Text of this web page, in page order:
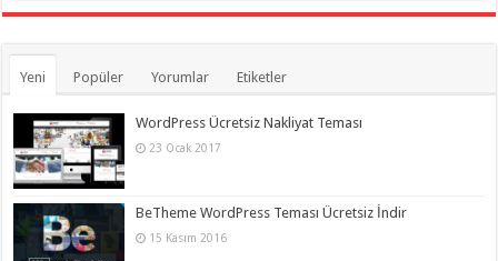
Yeni Popüler Yorumlar Etiketler
WordPress Ücretsiz Nakliyat Teması
23 Ocak 2017
BeTheme WordPress Teması Ücretsiz İndir
15 Kasım 2016